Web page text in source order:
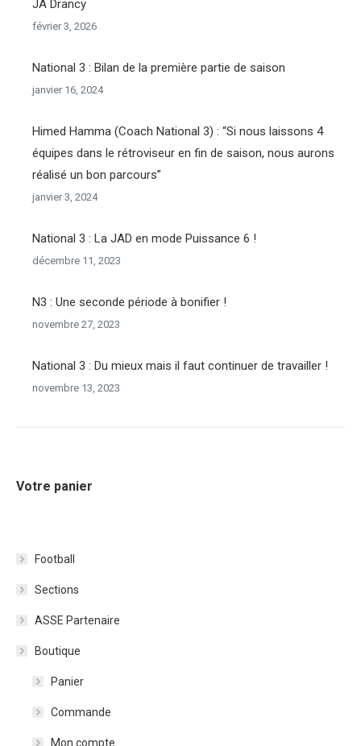
JA Drancy
février 3, 2026
National 3 : Bilan de la première partie de saison
janvier 16, 2024
Himed Hamma (Coach National 3) : “Si nous laissons 4
équipes dans le rétroviseur en fin de saison, nous aurons
réalisé un bon parcours”
janvier 3, 2024
National 3 : La JAD en mode Puissance 6 !
décembre 11, 2023
N3 : Une seconde période à bonifier !
novembre 27, 2023
National 3 : Du mieux mais il faut continuer de travailler !
novembre 13, 2023
Votre panier
Football
Sections
ASSE Partenaire
Boutique
Panier
Commande
Mon compte